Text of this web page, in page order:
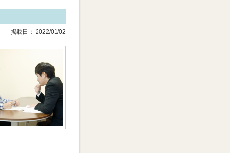
掲載日： 2022/01/02